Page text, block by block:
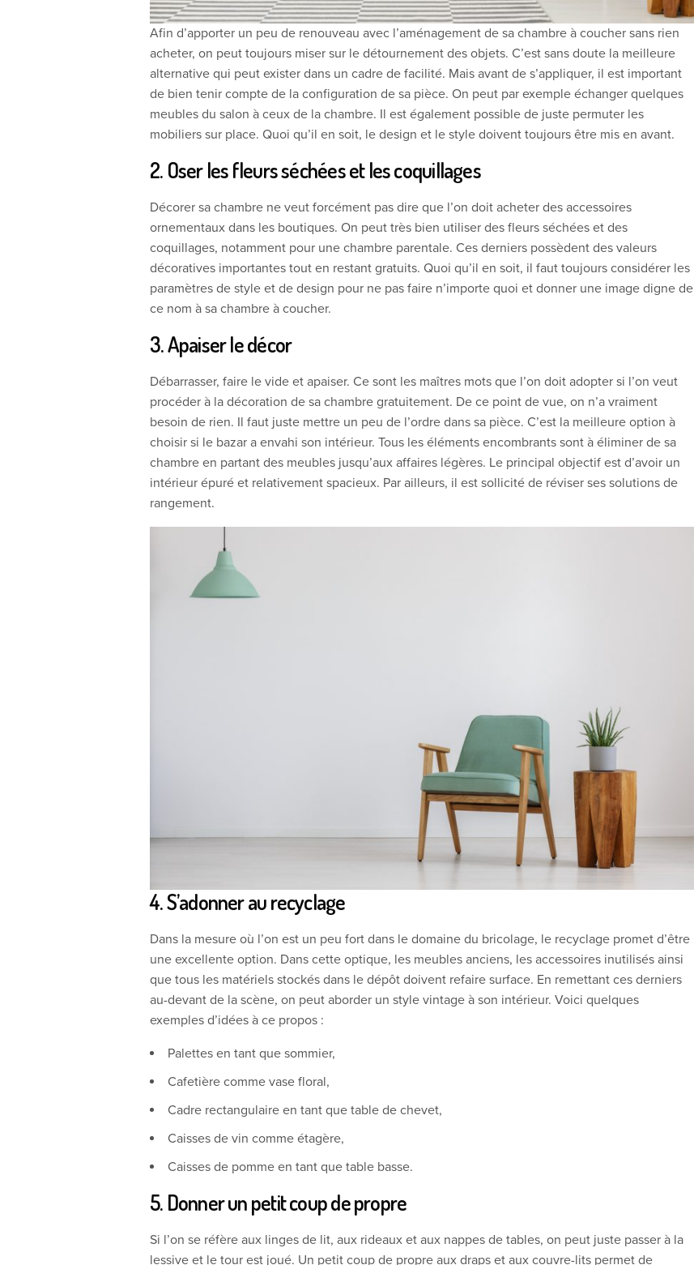
Afin d’apporter un peu de renouveau avec l’aménagement de sa chambre à coucher sans rien
acheter, on peut toujours miser sur le détournement des objets. C’est sans doute la meilleure
alternative qui peut exister dans un cadre de facilité. Mais avant de s’appliquer, il est important
de bien tenir compte de la configuration de sa pièce. On peut par exemple échanger quelques
meubles du salon à ceux de la chambre. Il est également possible de juste permuter les
mobiliers sur place. Quoi qu’il en soit, le design et le style doivent toujours être mis en avant.
2. Oser les fleurs séchées et les coquillages
Décorer sa chambre ne veut forcément pas dire que l’on doit acheter des accessoires
ornementaux dans les boutiques. On peut très bien utiliser des fleurs séchées et des
coquillages, notamment pour une chambre parentale. Ces derniers possèdent des valeurs
décoratives importantes tout en restant gratuits. Quoi qu’il en soit, il faut toujours considérer les
paramètres de style et de design pour ne pas faire n’importe quoi et donner une image digne de
ce nom à sa chambre à coucher.
3. Apaiser le décor
Débarrasser, faire le vide et apaiser. Ce sont les maîtres mots que l’on doit adopter si l’on veut
procéder à la décoration de sa chambre gratuitement. De ce point de vue, on n’a vraiment
besoin de rien. Il faut juste mettre un peu de l’ordre dans sa pièce. C’est la meilleure option à
choisir si le bazar a envahi son intérieur. Tous les éléments encombrants sont à éliminer de sa
chambre en partant des meubles jusqu’aux affaires légères. Le principal objectif est d’avoir un
intérieur épuré et relativement spacieux. Par ailleurs, il est sollicité de réviser ses solutions de
rangement.
4. S’adonner au recyclage
Dans la mesure où l’on est un peu fort dans le domaine du bricolage, le recyclage promet d’être
une excellente option. Dans cette optique, les meubles anciens, les accessoires inutilisés ainsi
que tous les matériels stockés dans le dépôt doivent refaire surface. En remettant ces derniers
au-devant de la scène, on peut aborder un style vintage à son intérieur. Voici quelques
exemples d’idées à ce propos :
Palettes en tant que sommier,
Cafetière comme vase floral,
Cadre rectangulaire en tant que table de chevet,
Caisses de vin comme étagère,
Caisses de pomme en tant que table basse.
5. Donner un petit coup de propre
Si l’on se réfère aux linges de lit, aux rideaux et aux nappes de tables, on peut juste passer à la
lessive et le tour est joué. Un petit coup de propre aux draps et aux couvre-lits permet de